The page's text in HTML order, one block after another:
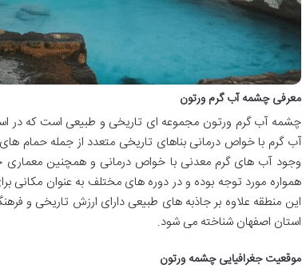
معرفی چشمه آب گرم ورتون
چشمه آب گرم ورتون مجموعه ای تاریخی و طبیعی است که در
آب گرم با خواص درمانی بناهای تاریخی متعدد از جمله
وجود آب های گرم معدنی با خواص درمانی و همچنین معماری
همواره مورد توجه بوده و در دوره های مختلف به عنوان مکانی
این منطقه علاوه بر جاذبه های طبیعی دارای ارزش تاریخی و
استان اصفهان شناخته می شود.
موقعیت جغرافیایی چشمه ورتون